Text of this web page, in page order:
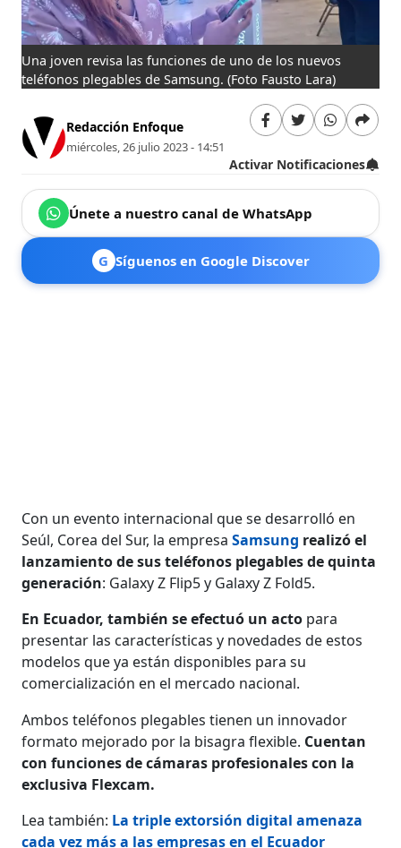
Una joven revisa las funciones de uno de los nuevos
teléfonos plegables de Samsung. (Foto Fausto Lara)
Redacción Enfoque
miércoles, 26 julio 2023 - 14:51
Activar Notificaciones
Únete a nuestro canal de WhatsApp
G Síguenos en Google Discover
Con un evento internacional que se desarrolló en
Seúl, Corea del Sur, la empresaSamsung realizó el
lanzamiento de sus teléfonos plegables de quinta
generación: Galaxy Z Flip5 y Galaxy Z Fold5.
En Ecuador, también se efectuó un acto para
presentar las características y novedades de estos
modelos que ya están disponibles para su
comercialización en el mercado nacional.
Ambos teléfonos plegables tienen un innovador
formato mejorado por la bisagra flexible. Cuentan
con funciones de cámaras profesionales con la
exclusiva Flexcam.
Lea también: La triple extorsión digital amenaza
cada vez más a las empresas en el Ecuador